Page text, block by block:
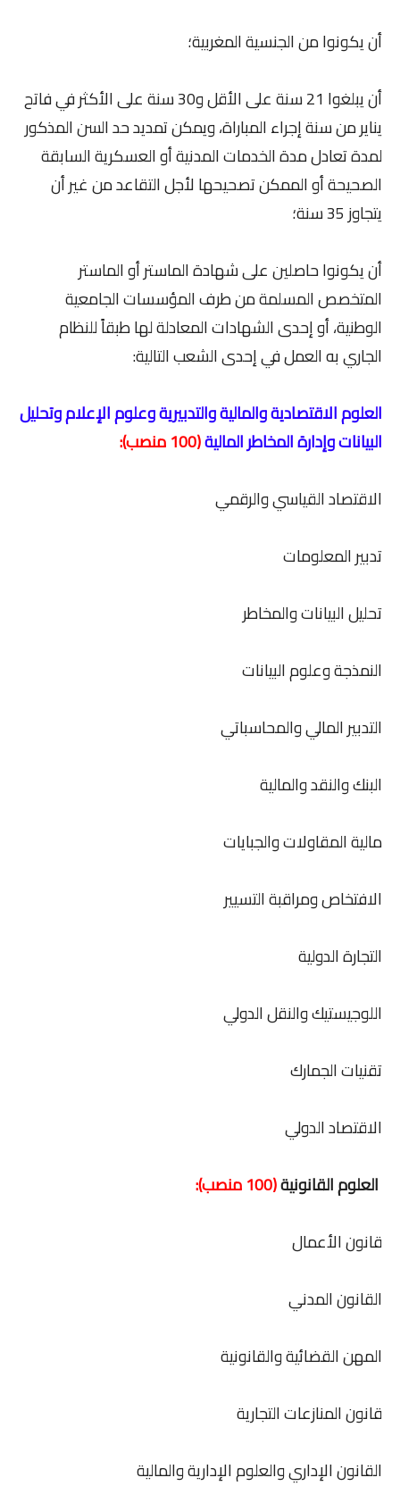
أن يكونوا من الجنسية المغربية؛
أن يبلغوا 21 سنة على الأقل و30 سنة على الأكثر في فاتح
يناير من سنة إجراء المباراة، ويمكن تمديد حد السن المذكور
لمدة تعادل مدة الخدمات المدنية أو العسكرية السابقة
الصحيحة أو الممكن تصحيحها لأجل التقاعد من غير أن
يتجاوز 35 سنة؛
أن يكونوا حاصلين على شهادة الماستر أو الماستر
المتخصص المسلمة من طرف المؤسسات الجامعية
الوطنية، أو إحدى الشهادات المعادلة لها طبقاً للنظام
الجاري به العمل في إحدى الشعب التالية:
العلوم الاقتصادية والمالية والتدبيرية وعلوم الإعلام وتحليل
البيانات وإدارة المخاطر المالية(100 منصب):
الاقتصاد القياسي والرقمي
تدبير المعلومات
تحليل البيانات والمخاطر
النمذجة وعلوم البيانات
التدبير المالي والمحاسباتي
البنك والنقد والمالية
مالية المقاولات والجبايات
الافتخاص ومراقبة التسيير
التجارة الدولية
اللوجيستيك والنقل الدولي
تقنيات الجمارك
الاقتصاد الدولي
العلوم القانونية(100 منصب):
قانون الأعمال
القانون المدني
المهن القضائية والقانونية
قانون المنازعات التجارية
القانون الإداري والعلوم الإدارية والمالية